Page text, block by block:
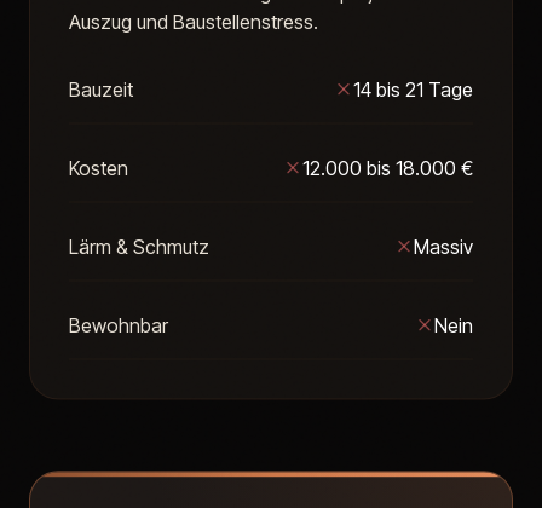
Auszug und Baustellenstress.
Bauzeit 14 bis 21 Tage
Kosten 12.000 bis 18.000 €
Lärm & Schmutz Massiv
Bewohnbar Nein